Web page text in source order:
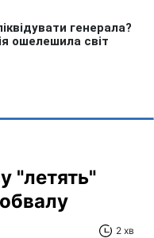
"летять"
2 хв